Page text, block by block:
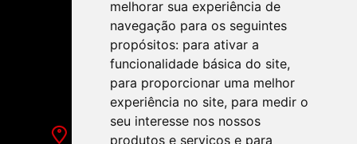
melhorar sua experiência de
navegação para os seguintes
propósitos: para ativar a
funcionalidade básica do site,
para proporcionar uma melhor
experiência no site, para medir o
seu interesse nos nossos
produtos e serviços e para
SIGA-NOS NAS REDES SOCIAIS!
Rua de Évora, 70-C - Reguengos de Monsaraz